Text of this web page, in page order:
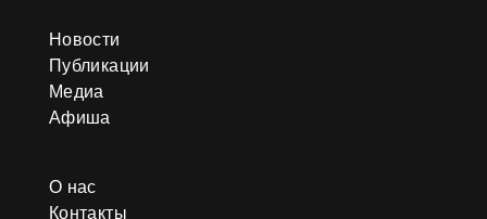
Новости
Публикации
Медиа
Афиша
О нас
Контакты